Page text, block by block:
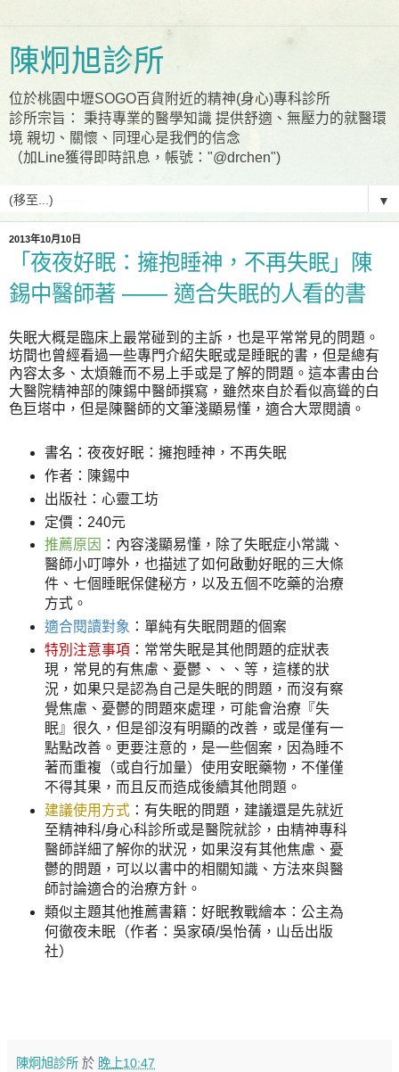
陳炯旭診所
位於桃園中壢SOGO百貨附近的精神(身心)專科診所
診所宗旨： 秉持專業的醫學知識 提供舒適、無壓力的就醫環
境 親切、關懷、同理心是我們的信念
（加Line獲得即時訊息，帳號："@drchen")
▼
2013年10月10日
「夜夜好眠：擁抱睡神，不再失眠」陳
錫中醫師著 ─── 適合失眠的人看的書
失眠大概是臨床上最常碰到的主訴，也是平常常見的問題。
坊間也曾經看過一些專門介紹失眠或是睡眠的書，但是總有
內容太多、太煩雜而不易上手或是了解的問題。這本書由台
大醫院精神部的陳錫中醫師撰寫，雖然來自於看似高聳的白
色巨塔中，但是陳醫師的文筆淺顯易懂，適合大眾閱讀。
書名：夜夜好眠：擁抱睡神，不再失眠
作者：陳錫中
出版社：心靈工坊
定價：240元
推薦原因 ：內容淺顯易懂，除了失眠症小常識、
醫師小叮嚀外，也描述了如何啟動好眠的三大條
件、七個睡眠保健秘方，以及五個不吃藥的治療
方式。
適合閱讀對象 ：單純有失眠問題的個案
特別注意事項 ：常常失眠是其他問題的症狀表
現，常見的有焦慮、憂鬱、、、等，這樣的狀
況，如果只是認為自己是失眠的問題，而沒有察
覺焦慮、憂鬱的問題來處理，可能會治療『失
眠』很久，但是卻沒有明顯的改善，或是僅有一
點點改善。更要注意的，是一些個案，因為睡不
著而重複（或自行加量）使用安眠藥物，不僅僅
不得其果，而且反而造成後續其他問題。
建議使用方式：有失眠的問題，建議還是先就近
至精神科/身心科診所或是醫院就診，由精神專科
醫師詳細了解你的狀況，如果沒有其他焦慮、憂
鬱的問題，可以以書中的相關知識、方法來與醫
師討論適合的治療方針。
類似主題其他推薦書籍：好眠教戰繪本：公主為
何徹夜未眠（作者：吳家碩/吳怡蒨，山岳出版
社）
陳炯旭診所 於 晚上10:47